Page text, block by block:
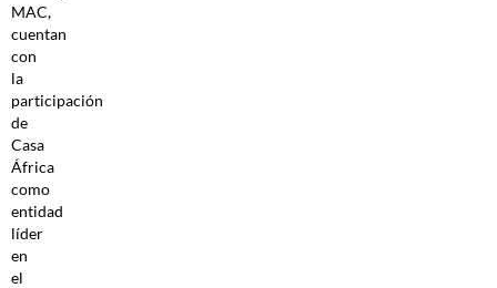
MAC,
cuentan
con
la
participación
de
Casa
África
como
entidad
líder
en
el